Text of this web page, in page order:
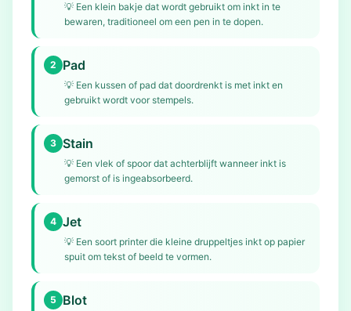
💡 Een klein bakje dat wordt gebruikt om inkt in te
bewaren, traditioneel om een pen in te dopen.
2 Pad
💡 Een kussen of pad dat doordrenkt is met inkt en
gebruikt wordt voor stempels.
3 Stain
💡 Een vlek of spoor dat achterblijft wanneer inkt is
gemorst of is ingeabsorbeerd.
4 Jet
💡 Een soort printer die kleine druppeltjes inkt op papier
spuit om tekst of beeld te vormen.
5 Blot